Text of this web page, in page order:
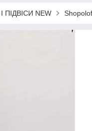
ПІДВІСИ NEW